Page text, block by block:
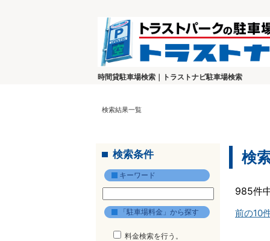
時間貸駐車場検索｜トラストナビ駐車場検索
検索結果一覧
検索条件
キーワード
「駐車場料金」から探す
料金検索を行う。
検
985件
前の10